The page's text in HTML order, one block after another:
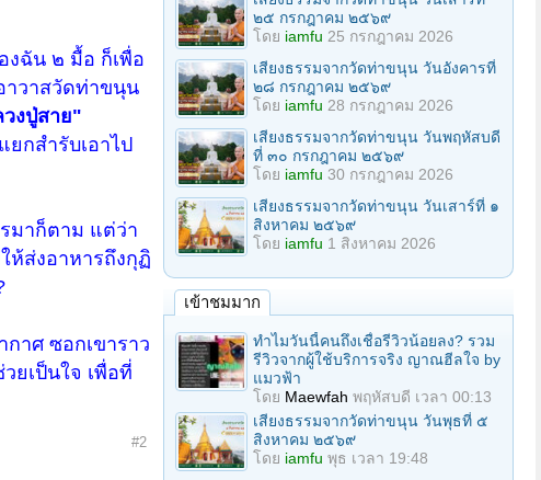
งฉัน ๒ มื้อ ก็เพื่อ
าวาสวัดท่าขนุน
งปู่สาย"
กสำรับเอาไป
มาก็ตาม แต่ว่า
ห้ส่งอาหารถึงกุฏิ
าศ ซอกเขาราว
ยเป็นใจ เพื่อที่
#2
๒๕ กรกฎาคม ๒๕๖๙
โดย iamfu 25 กรกฎาคม 2026
เสียงธรรมจากวัดท่าขนุน วันอังคารที่
๒๘ กรกฎาคม ๒๕๖๙
โดย iamfu 28 กรกฎาคม 2026
เสียงธรรมจากวัดท่าขนุน วันพฤหัสบดี
ที่ ๓๐ กรกฎาคม ๒๕๖๙
โดย iamfu 30 กรกฎาคม 2026
เสียงธรรมจากวัดท่าขนุน วันเสาร์ที่ ๑
สิงหาคม ๒๕๖๙
โดย iamfu 1 สิงหาคม 2026
เข้าชมมาก
ทำไมวันนี้คนถึงเชื่อรีวิวน้อยลง? รวม
รีวิวจากผู้ใช้บริการจริง ญาณฮีลใจ by
แมวฟ้า
โดย Maewfah พฤหัสบดี เวลา 00:13
เสียงธรรมจากวัดท่าขนุน วันพุธที่ ๕
สิงหาคม ๒๕๖๙
โดย iamfu พุธ เวลา 19:48